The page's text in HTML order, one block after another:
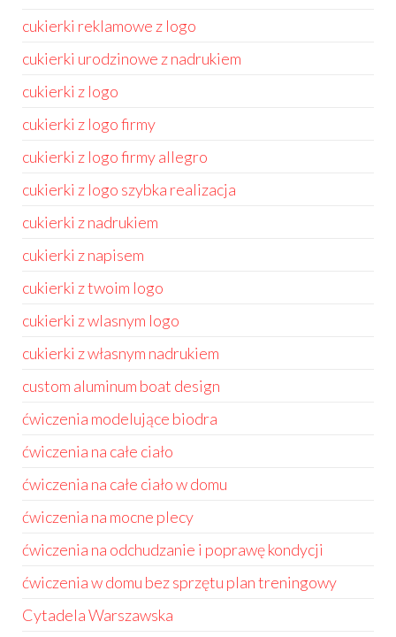
cukierki reklamowe z logo
cukierki urodzinowe z nadrukiem
cukierki z logo
cukierki z logo firmy
cukierki z logo firmy allegro
cukierki z logo szybka realizacja
cukierki z nadrukiem
cukierki z napisem
cukierki z twoim logo
cukierki z wlasnym logo
cukierki z własnym nadrukiem
custom aluminum boat design
ćwiczenia modelujące biodra
ćwiczenia na całe ciało
ćwiczenia na całe ciało w domu
ćwiczenia na mocne plecy
ćwiczenia na odchudzanie i poprawę kondycji
ćwiczenia w domu bez sprzętu plan treningowy
Cytadela Warszawska